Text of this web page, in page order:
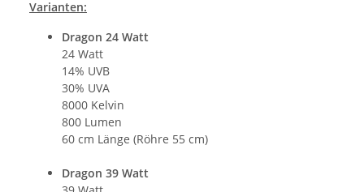
Varianten:
Dragon 24 Watt
24 Watt
14% UVB
30% UVA
8000 Kelvin
800 Lumen
60 cm Länge (Röhre 55 cm)
Dragon 39 Watt